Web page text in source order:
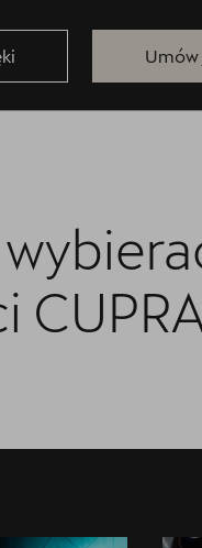
Umów